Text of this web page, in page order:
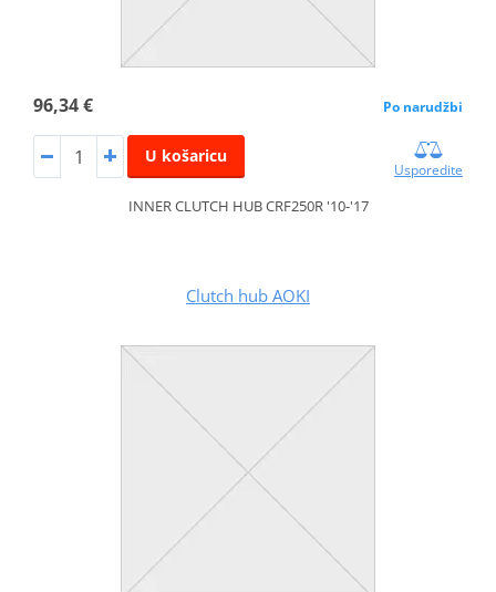
96,34 € Po narudžbi
U košaricu
Usporedite
INNER CLUTCH HUB CRF250R '10-'17
Clutch hub AOKI